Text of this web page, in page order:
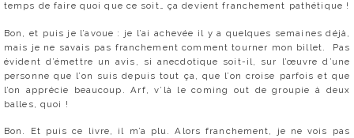
temps de faire quoi que ce soit… ça devient franchement pathétique !
Bon, et puis je l’avoue : je l’ai achevée il y a quelques semaines déjà,
mais je ne savais pas franchement comment tourner mon billet. Pas
évident d’émettre un avis, si anecdotique soit-il, sur l’œuvre d’une
personne que l’on suis depuis tout ça, que l’on croise parfois et que
l’on apprécie beaucoup. Arf, v’là le coming out de groupie à deux
balles, quoi !
Bon. Et puis ce livre, il m’a plu. Alors franchement, je ne vois pas